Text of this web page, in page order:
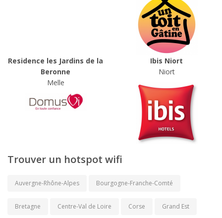
Residence les Jardins de la
Beronne
Melle
Ibis Niort
Niort
Trouver un hotspot wifi
Auvergne-Rhône-Alpes Bourgogne-Franche-Comté
Bretagne Centre-Val de Loire Corse Grand Est